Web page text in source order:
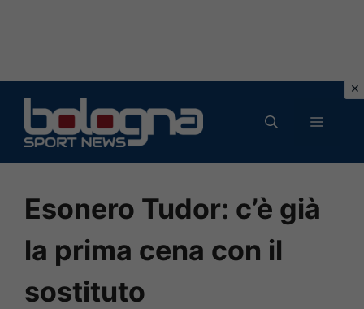
contenuto
MENU
Esonero Tudor: c’è già
la prima cena con il
sostituto